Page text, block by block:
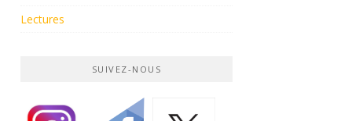
Lectures
SUIVEZ-NOUS